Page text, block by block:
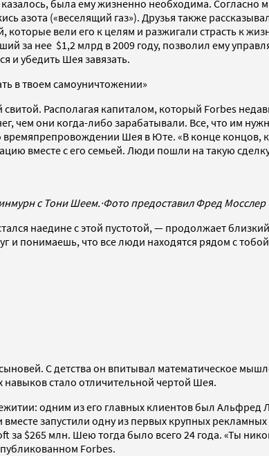
была ему жизненно необходима. Согласно
азота («веселящий газ»). Друзья также
вели его к целям и разжигали страсть к
за нее $1,2 млрд в 2009 году, позволил ему
и убедить Шея завязать.
в твоем самоуничтожении»
Располагая капиталом, который Forbes
они когда-либо зарабатывали. Все, что им
Шея в Юте. «В конце концов,
вместе с его семьей. Люди пошли на такую
с Тони Шеем.·Фото предоставил Фред Мосслер
наедине с этой пустотой, — продолжает
понимаешь, что все люди находятся рядом с тобой
С детства он впитывал математическое
стало отличительной чертой Шея.
одним из его главных клиентов был Альфред
запустили одну из первых крупных
$265 млн. Шею тогда было всего 24 года. «Ты
Forbes.